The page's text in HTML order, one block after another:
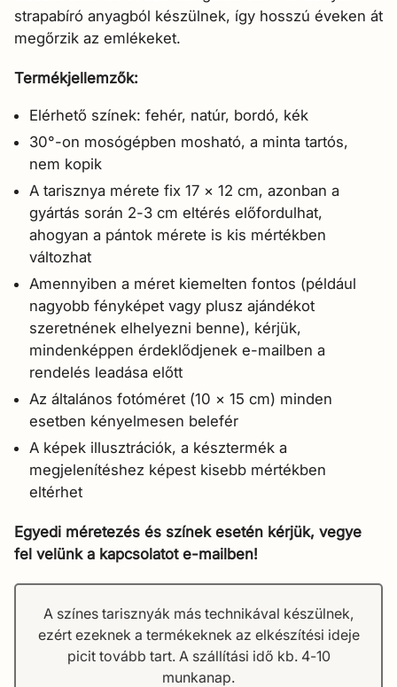
strapabíró anyagból készülnek, így hosszú éveken át
megőrzik az emlékeket.
Termékjellemzők:
Elérhető színek: fehér, natúr, bordó, kék
30°-on mosógépben mosható, a minta tartós,
nem kopik
A tarisznya mérete fix 17 × 12 cm, azonban a
gyártás során 2-3 cm eltérés előfordulhat,
ahogyan a pántok mérete is kis mértékben
változhat
Amennyiben a méret kiemelten fontos (például
nagyobb fényképet vagy plusz ajándékot
szeretnének elhelyezni benne), kérjük,
mindenképpen érdeklődjenek e-mailben a
rendelés leadása előtt
Az általános fotóméret (10 × 15 cm) minden
esetben kényelmesen belefér
A képek illusztrációk, a késztermék a
megjelenítéshez képest kisebb mértékben
eltérhet
Egyedi méretezés és színek esetén kérjük, vegye
fel velünk a kapcsolatot e-mailben!
A színes tarisznyák más technikával készülnek,
ezért ezeknek a termékeknek az elkészítési ideje
picit tovább tart. A szállítási idő kb. 4-10
munkanap.